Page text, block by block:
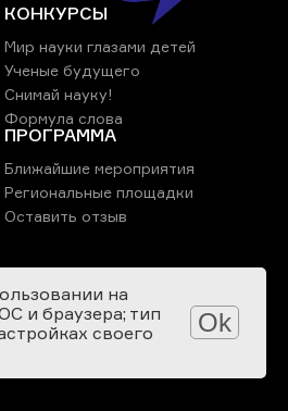
КОНКУРСЫ
Мир науки глазами детей
Ученые будущего
Снимай науку!
Формула слова
ПРОГРАММА
Ближайшие мероприятия
Региональные площадки
Оставить отзыв
на
и браузера; тип
своего
Ok